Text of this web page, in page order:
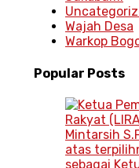
Wajah Desa
Warkop
Popular Posts